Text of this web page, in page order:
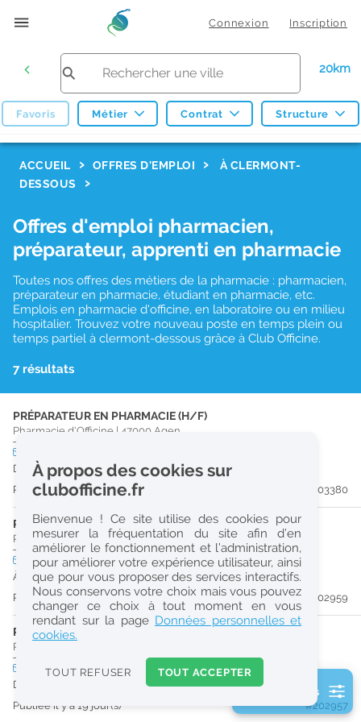
Connexion Inscription
20km
Favoris Métier Contrat Structure
Réinitialiser
2
0
k
Consulter les offres de la France d'outre-mer
ACCUEIL OFFRES D'EMPLOI
À CLERMONT-
DESSOUS
Offres d'emploi pharmacien,
préparateur, apprenti en pharmacie
Toutes nos offres des métiers de la pharmacie : pharmacien,
préparateur en pharmacie, étudiant en pharmacie, etc.
Emplois en pharmacie d'officine, en laboratoire ou en milieu
hospitalier. Trouvez votre nouveau poste en temps plein ou
temps partiel à clermont-dessous grâce à Club Officine.
7 résultats
PRÉPARATEUR EN PHARMACIE (H/F)
Pharmacie d'Officine | 47000 Agen
Dès que possible
Publiée il y a 13 jour(s)
#203380
PHARMACIEN (H/F)
Pharmacie d'Officine|47310Sérignac-Sur-Garonne
CDI temps plein
À partir du 30/09/26
Publiée il y a 19 jour(s)
#202959
PHARMACIEN (H/F)
Pharmacie d'Officine
CDDtemps partiel
Du 30/09/26 au 30/12/26
Publiée il y a 19 jour(s)
#202957
2 filtre(s) actifs
À propos des cookies sur
clubofficine.fr
Bienvenue ! Ce site utilise des cookies pour
mesurer la fréquentation du site afin d’en
améliorer le fonctionnement et l’administration,
pour améliorer votre expérience utilisateur, ainsi
que pour vous proposer des services interactifs.
Nous conservons votre choix mais vous pouvez
changer ce choix à tout moment en vous
rendant sur la page Données personnelles et
cookies.
TOUT REFUSER TOUT ACCEPTER